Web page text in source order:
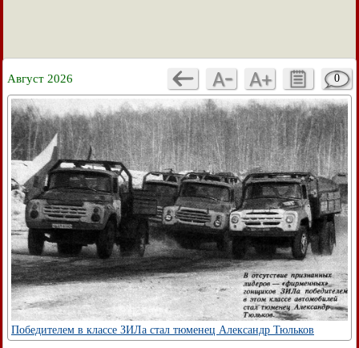
Август 2026 0
Победителем в классе ЗИЛа стал тюменец Александр Тюльков